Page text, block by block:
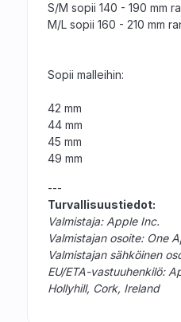
S/M sopii 140 - 190 mm
M/L sopii 160 - 210 mm
Sopii malleihin:
42 mm
44 mm
45 mm
49 mm
---
Turvallisuustiedot:
Valmistaja: Apple Inc.
Valmistajan osoite: One
Valmistajan sähköinen
EU/ETA-vastuuhenkilö:
Hollyhill, Cork, Ireland